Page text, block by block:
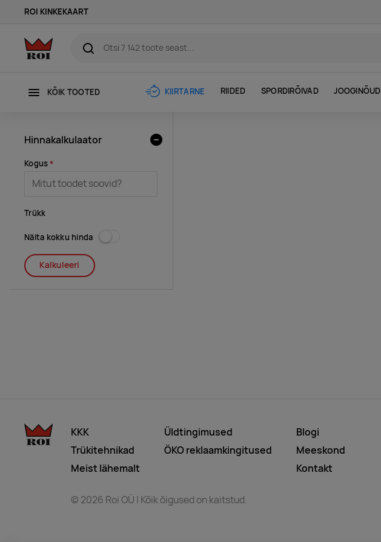
ROI KINKEKAART
KÕIK TOOTED KIIRTARNE RIIDED SPORDIRÕIVAD JOOGINÕUD
Hinnakalkulaator
Kogus
Trükk
Näita kokku hinda
Kalkuleeri
KKK
Trükitehnikad
Meist lähemalt
Üldtingimused
ÖKO reklaamkingitused
Blogi
Meeskond
Kontakt
© 2026 Roi OÜ | Kõik õigused on kaitstud.